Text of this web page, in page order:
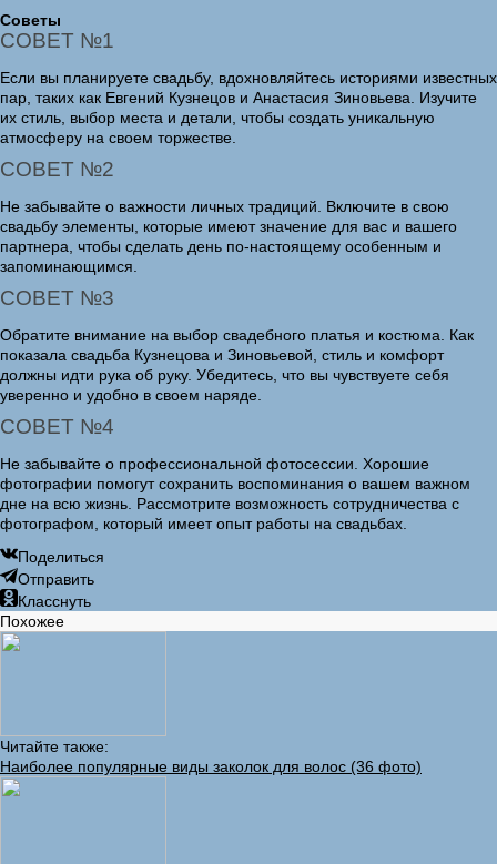
Советы
СОВЕТ №1
Если вы планируете свадьбу, вдохновляйтесь историями известных
пар, таких как Евгений Кузнецов и Анастасия Зиновьева. Изучите
их стиль, выбор места и детали, чтобы создать уникальную
атмосферу на своем торжестве.
СОВЕТ №2
Не забывайте о важности личных традиций. Включите в свою
свадьбу элементы, которые имеют значение для вас и вашего
партнера, чтобы сделать день по-настоящему особенным и
запоминающимся.
СОВЕТ №3
Обратите внимание на выбор свадебного платья и костюма. Как
показала свадьба Кузнецова и Зиновьевой, стиль и комфорт
должны идти рука об руку. Убедитесь, что вы чувствуете себя
уверенно и удобно в своем наряде.
СОВЕТ №4
Не забывайте о профессиональной фотосессии. Хорошие
фотографии помогут сохранить воспоминания о вашем важном
дне на всю жизнь. Рассмотрите возможность сотрудничества с
фотографом, который имеет опыт работы на свадьбах.
Поделиться
Отправить
Класснуть
Похожее
Читайте также:
Наиболее популярные виды заколок для волос (36 фото)